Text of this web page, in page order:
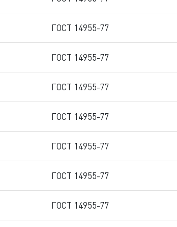
ГОСТ 14955-77
ГОСТ 14955-77
ГОСТ 14955-77
ГОСТ 14955-77
ГОСТ 14955-77
ГОСТ 14955-77
ГОСТ 14955-77